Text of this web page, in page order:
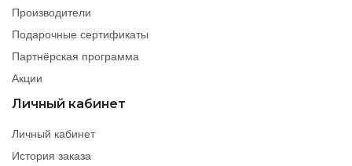
Производители
Подарочные сертификаты
Партнёрская программа
Акции
Личный кабинет
Личный кабинет
История заказа